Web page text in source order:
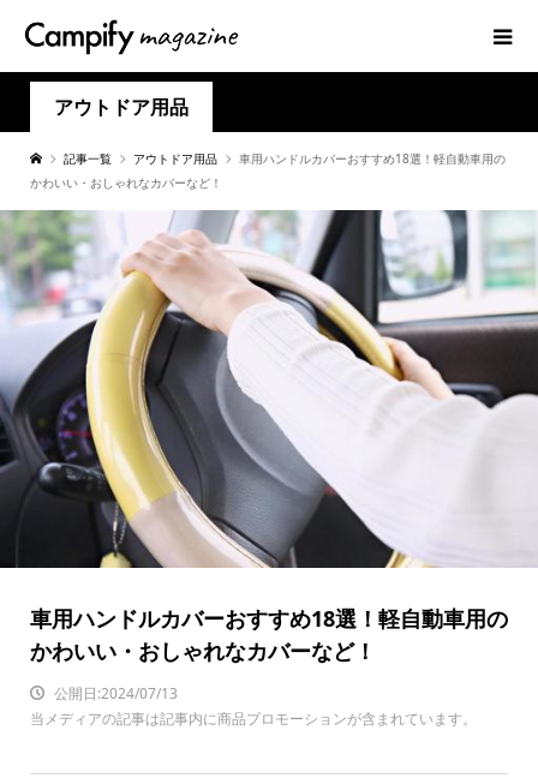
アウトドア用品
記事一覧 アウトドア用品
車用ハンドルカバーおすすめ18選！軽自動車用の
かわいい・おしゃれなカバーなど！
車用ハンドルカバーおすすめ18選！軽自動車用の
かわいい・おしゃれなカバーなど！
公開日:2024/07/13
当メディアの記事は記事内に商品プロモーションが含まれています。